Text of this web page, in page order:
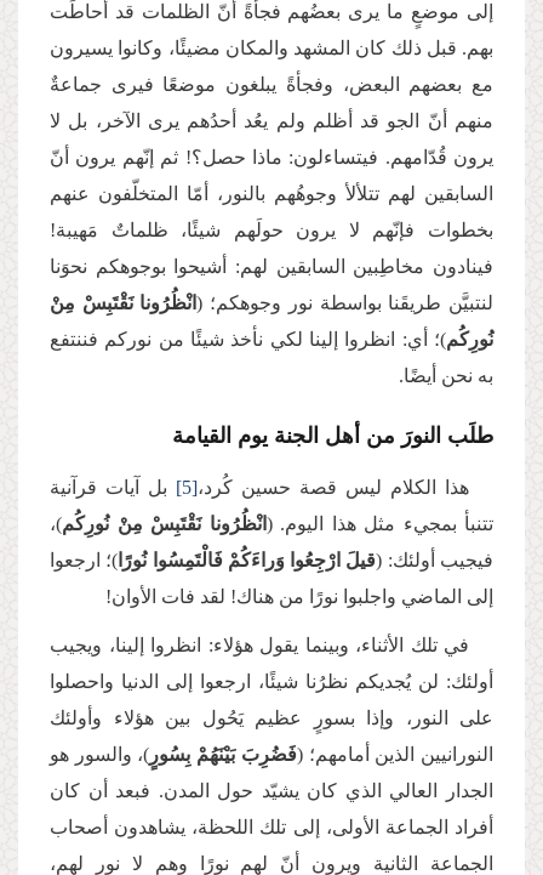
إلى موضعٍ ما يرى بعضُهم فجأةً أنّ الظلمات قد أحاطَت
بهم. قبل ذلك كان المشهد والمكان مضيئًا، وكانوا يسيرون
مع بعضهم البعض، وفجأةً يبلغون موضعًا فيرى جماعةٌ
منهم أنّ الجو قد أظلم ولم يعُد أحدُهم يرى الآخر، بل لا
يرون قُدّامهم. فيتساءلون: ماذا حصل؟! ثم إنّهم يرون أنّ
السابقين لهم تتلألأ وجوهُهم بالنور، أمّا المتخلّفون عنهم
بخطوات فإنّهم لا يرون حولَهم شيئًا، ظلماتٌ مَهيبة!
فينادون مخاطِبين السابقين لهم: أشيحوا بوجوهكم نحوَنا
لنتبيَّن طريقَنا بواسطة نور وجوهكم؛ (انْظُرُونا نَقْتَبِسْ مِنْ
نُورِكُم)؛ أي: انظروا إلينا لكي نأخذ شيئًا من نوركم فننتفع
به نحن أيضًا.
طلَب النورَ من أهل الجنة يوم القيامة
هذا الكلام ليس قصة حسين كُرد،[5] بل آيات قرآنية
تتنبأ بمجيء مثل هذا اليوم. (انْظُرُونا نَقْتَبِسْ مِنْ نُورِكُم)،
فيجيب أولئك: (قيلَ ارْجِعُوا وَراءَكُمْ فَالْتَمِسُوا نُورًا )؛ ارجعوا
إلى الماضي واجلبوا نورًا من هناك! لقد فات الأوان!
في تلك الأثناء، وبينما يقول هؤلاء: انظروا إلينا، ويجيب
أولئك: لن يُجديكم نظرُنا شيئًا، ارجعوا إلى الدنيا واحصلوا
على النور، وإذا بسورٍ عظيم يَحُول بين هؤلاء وأولئك
النورانيين الذين أمامهم؛ (فَضُرِبَ بَيْنَهُمْ بِسُورٍ )، والسور هو
الجدار العالي الذي كان يشيّد حول المدن. فبعد أن كان
أفراد الجماعة الأولى، إلى تلك اللحظة، يشاهدون أصحاب
الجماعة الثانية ويرون أنّ لهم نورًا وهم لا نور لهم،